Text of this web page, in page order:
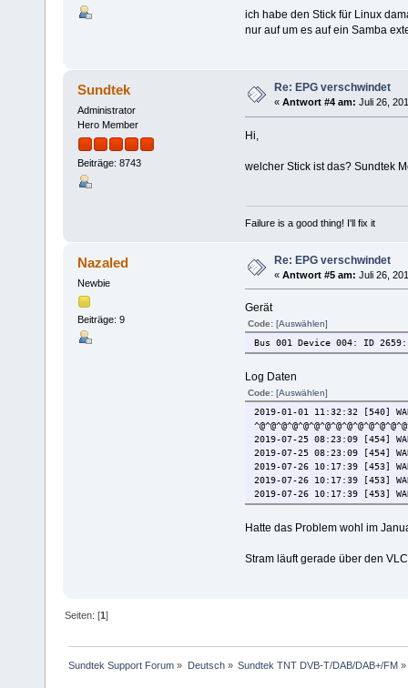
ich habe den Stick für Linux
nur auf um es auf ein Samba
Sundtek
Administrator
Hero Member
Beiträge: 8743
Re: EPG verschwindet
« Antwort #4 am: Juli 26,
Hi,
welcher Stick ist das? Sundtek
Failure is a good thing! I'll fix it
Nazaled
Newbie
Beiträge: 9
Re: EPG verschwindet
« Antwort #5 am: Juli 26,
Gerät
Code: [Auswählen]
Bus 001 Device 004: ID
Log Daten
Code: [Auswählen]
2019-01-01 11:32:32 [540]
2019-07-25 08:23:09 [454]
2019-07-25 08:23:09 [454]
2019-07-26 10:17:39 [453]
2019-07-26 10:17:39 [453]
2019-07-26 10:17:39 [453]
Hatte das Problem wohl im
Stram läuft gerade über den
Seiten: [1]
Sundtek Support Forum » Deutsch» Sundtek TNT DVB-T/DAB/DAB+/FM»